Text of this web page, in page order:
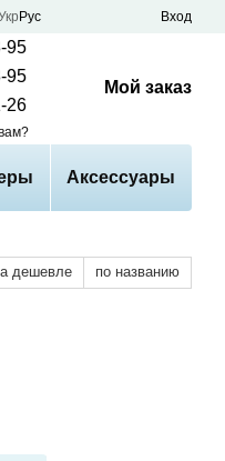
Рус Вход
95
95
26
Мой заказ
Аксессуары
дешевле по названию